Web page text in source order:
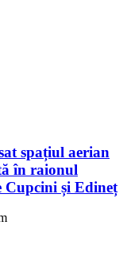
spațiul aerian
în raionul
Cupcini și Edineț